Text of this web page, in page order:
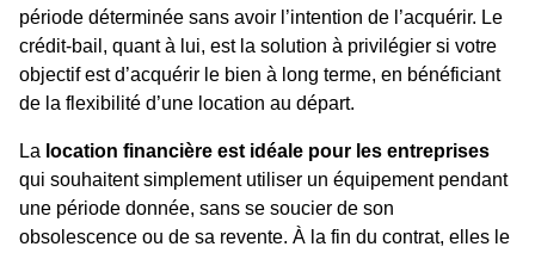
période déterminée sans avoir l’intention de l’acquérir. Le
crédit-bail, quant à lui, est la solution à privilégier si votre
objectif est d’acquérir le bien à long terme, en bénéficiant
de la flexibilité d’une location au départ.
La location financière est idéale pour les entreprises
qui souhaitent simplement utiliser un équipement pendant
une période donnée, sans se soucier de son
obsolescence ou de sa revente. À la fin du contrat, elles le